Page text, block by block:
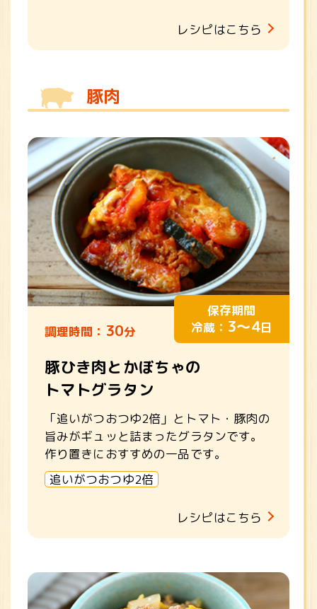
レシピはこちら
豚肉
調理時間： 30分
保存期間
冷蔵： 3～4日
豚ひき肉とかぼちゃの
トマトグラタン
「追いがつおつゆ2倍」とトマト・豚肉の
旨みがギュッと詰まったグラタンです。
作り置きにおすすめの一品です。
追いがつおつゆ2倍
レシピはこちら